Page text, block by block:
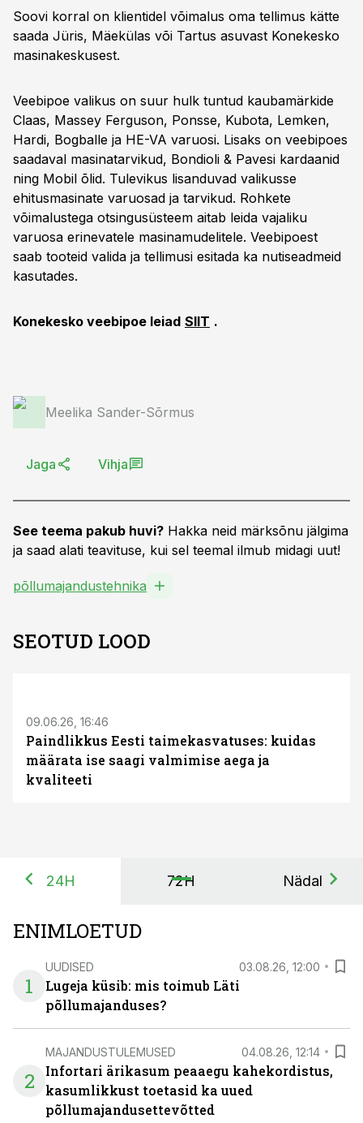
Soovi korral on klientidel võimalus oma tellimus kätte
saada Jüris, Mäekülas või Tartus asuvast Konekesko
masinakeskusest.
Veebipoe valikus on suur hulk tuntud kaubamärkide
Claas, Massey Ferguson, Ponsse, Kubota, Lemken,
Hardi, Bogballe ja HE-VA varuosi. Lisaks on veebipoes
saadaval masinatarvikud, Bondioli & Pavesi kardaanid
ning Mobil õlid. Tulevikus lisanduvad valikusse
ehitusmasinate varuosad ja tarvikud. Rohkete
võimalustega otsingusüsteem aitab leida vajaliku
varuosa erinevatele masinamudelitele. Veebipoest
saab tooteid valida ja tellimusi esitada ka nutiseadmeid
kasutades.
Konekesko veebipoe leiad SIIT .
Meelika Sander-Sõrmus
Jaga Vihja
See teema pakub huvi? Hakka neid märksõnu jälgima
ja saad alati teavituse, kui sel teemal ilmub midagi uut!
põllumajandustehnika
SEOTUD LOOD
09.06.26, 16:46
Paindlikkus Eesti taimekasvatuses: kuidas
määrata ise saagi valmimise aega ja
kvaliteeti
24H 72H Nädal
ENIMLOETUD
1
UUDISED 03.08.26, 12:00
Lugeja küsib: mis toimub Läti
põllumajanduses?
2
MAJANDUSTULEMUSED 04.08.26, 12:14
Infortari ärikasum peaaegu kahekordistus,
kasumlikkust toetasid ka uued
põllumajandusettevõtted